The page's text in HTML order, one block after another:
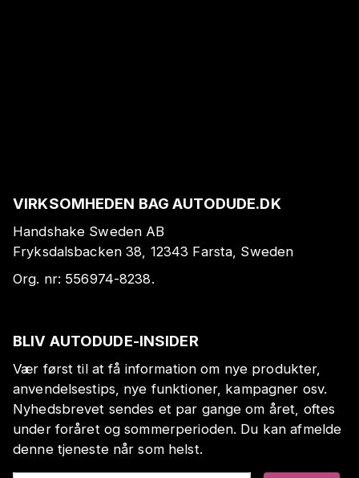
VIRKSOMHEDEN BAG AUTODUDE.DK
Handshake Sweden AB
Fryksdalsbacken 38, 12343 Farsta, Sweden
Org. nr: 556974-8238.
BLIV AUTODUDE-INSIDER
Vær først til at få information om nye produkter,
anvendelsestips, nye funktioner, kampagner osv.
Nyhedsbrevet sendes et par gange om året, oftes
under foråret og sommerperioden. Du kan afmelde
denne tjeneste når som helst.